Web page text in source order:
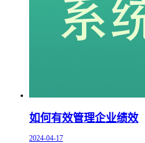
如何有效管理企业绩效
2024-04-17